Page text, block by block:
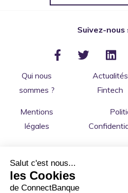
Suivez-nous
Qui nous
sommes ?
Actualités
Fintech
Mentions
légales
Salut c'est nous...
les Cookies
de ConnectBanque